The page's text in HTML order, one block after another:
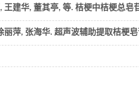
王建华, 董其亭, 等. 桔梗中桔梗总皂
丽萍, 张海华. 超声波辅助提取桔梗